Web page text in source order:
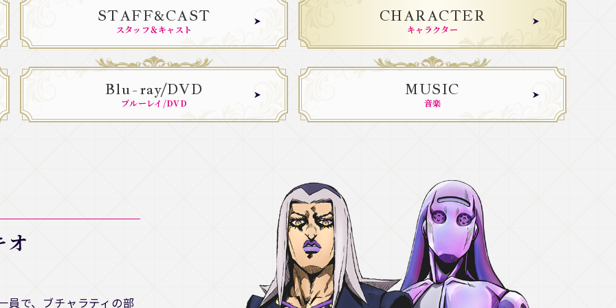
STAFF&CAST
スタッフ＆キャスト
CHARACTER
キャラクター
Blu-ray/DVD
ブルーレイ/DVD
MUSIC
音楽
オ
員で、ブチャラティの部